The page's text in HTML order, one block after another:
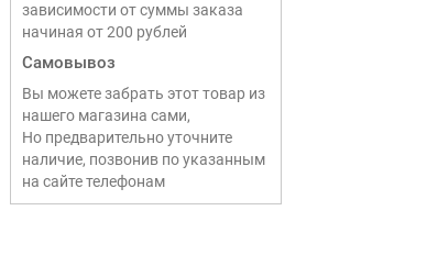
зависимости от суммы заказа
начиная от 200 рублей
Самовывоз
Вы можете забрать этот товар из
нашего магазина сами,
Но предварительно уточните
наличие, позвонив по указанным
на сайте телефонам